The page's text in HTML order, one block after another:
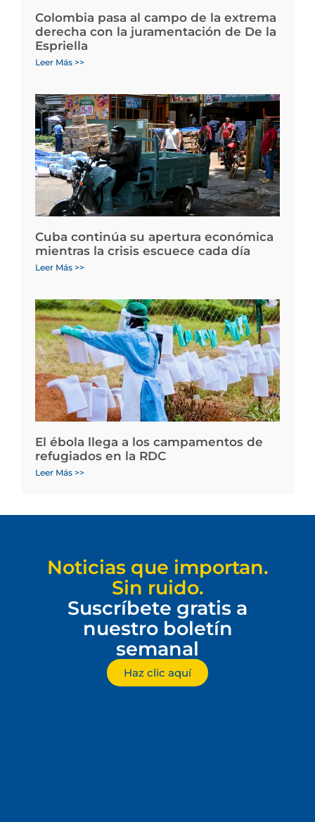
Colombia pasa al campo de la extrema
derecha con la juramentación de De la
Espriella
Leer Más >>
Cuba continúa su apertura económica
mientras la crisis escuece cada día
Leer Más >>
El ébola llega a los campamentos de
refugiados en la RDC
Leer Más >>
Noticias que importan.
Sin ruido.
Suscríbete gratis a
nuestro boletín
semanal
Haz clic aquí